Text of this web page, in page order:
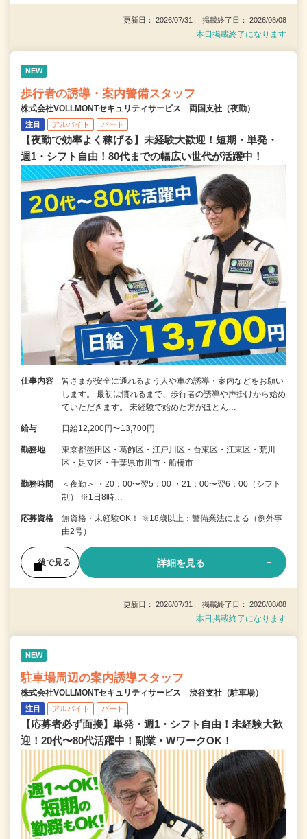
更新日： 2026/07/31 掲載終了日： 2026/08/08
本日掲載終了になります
NEW
歩行者の誘導・案内警備スタッフ
株式会社VOLLMONTセキュリティサービス 両国支社（夜勤）
注目 アルバイト パート
【夜勤で効率よく稼げる】未経験大歓迎！短期・単発・
週1・シフト自由！80代までの幅広い世代が活躍中！
仕事内容
皆さまが安全に通れるよう人や車の誘導・案内などをお願い
します。 最初は慣れるまで、歩行者の誘導や声掛けから始め
ていただきます。 未経験で始めた方がほとん…
給与 日給12,200円〜13,700円
勤務地
東京都墨田区・葛飾区・江戸川区・台東区・江東区・荒川
区・足立区・千葉県市川市・船橋市
勤務時間
＜夜勤＞ ・20：00〜翌5：00 ・21：00〜翌6：00（シフト
制） ※1日8時…
応募資格
無資格・未経験OK！ ※18歳以上：警備業法による（例外事
由2号）
後で見る 詳細を見る
更新日： 2026/07/31 掲載終了日： 2026/08/08
本日掲載終了になります
NEW
駐車場周辺の案内誘導スタッフ
株式会社VOLLMONTセキュリティサービス 渋谷支社（駐車場）
注目 アルバイト パート
【応募者必ず面接】単発・週1・シフト自由！未経験大歓
迎！20代〜80代活躍中！副業・WワークOK！